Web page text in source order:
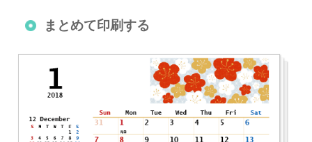
まとめて印刷する